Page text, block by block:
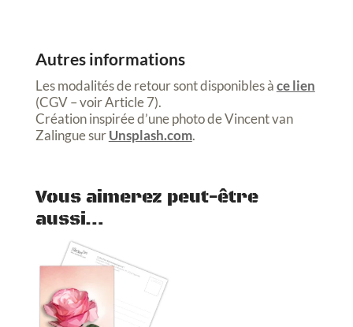
Autres informations
Les modalités de retour sont disponibles àce lien
(CGV – voir Article 7).
Création inspirée d’une photo de Vincent van
ZalinguesurUnsplash.com.
Vous aimerez peut-être
aussi…